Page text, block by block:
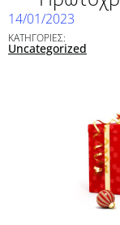
14/01/2023
ΚΑΤΗΓΟΡΙΕΣ:
Uncategorized